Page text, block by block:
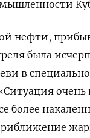
нефти,
была
в
более